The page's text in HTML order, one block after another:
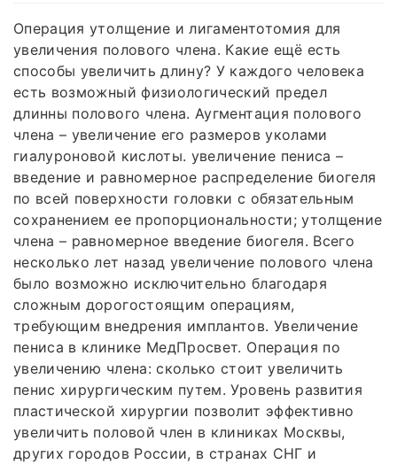
Операция утолщение и лигаментотомия для
увеличения полового члена. Какие ещё есть
способы увеличить длину? У каждого человека
есть возможный физиологический предел
длинны полового члена. Аугментация полового
члена – увеличение его размеров уколами
гиалуроновой кислоты. увеличение пениса –
введение и равномерное распределение биогеля
по всей поверхности головки с обязательным
сохранением ее пропорциональности; утолщение
члена – равномерное введение биогеля. Всего
несколько лет назад увеличение полового члена
было возможно исключительно благодаря
сложным дорогостоящим операциям,
требующим внедрения имплантов. Увеличение
пениса в клинике МедПросвет. Операция по
увеличению члена: сколько стоит увеличить
пенис хирургическим путем. Уровень развития
пластической хирургии позволит эффективно
увеличить половой член в клиниках Москвы,
других городов России, в странах СНГ и